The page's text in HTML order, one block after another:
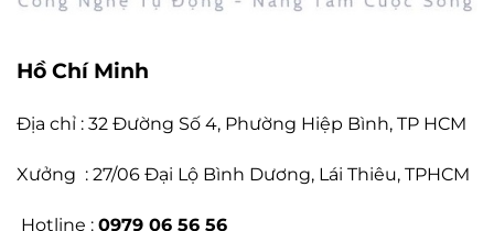
Hồ Chí Minh
Địa chỉ : 32 Đường Số 4, Phường Hiệp Bình, TP HCM
Xưởng : 27/06 Đại Lộ Bình Dương, Lái Thiêu, TPHCM
Hotline : 0979 06 56 56